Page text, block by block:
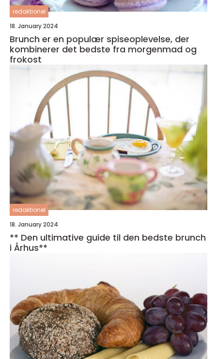
redaktionel
18. January 2024
Brunch er en populær spiseoplevelse, der
kombinerer det bedste fra morgenmad og
frokost
redaktionel
18. January 2024
** Den ultimative guide til den bedste brunch
i Århus**